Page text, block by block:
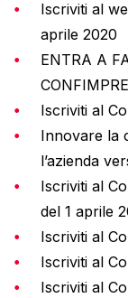
Iscriviti al
aprile 2020
ENTRA A
Iscriviti al
Innovare la
l’azienda
Iscriviti al
del 1 aprile
Iscriviti al
Iscriviti al
Iscriviti al